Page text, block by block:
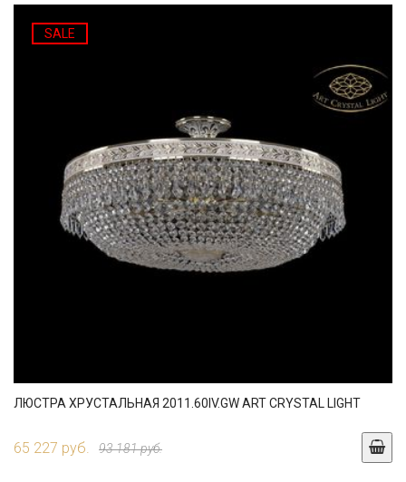
SALE
ЛЮСТРА ХРУСТАЛЬНАЯ 2011.60IV.GW ART CRYSTAL LIGHT
65 227 руб. 93 181 руб.